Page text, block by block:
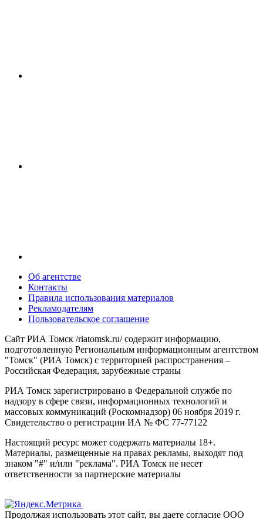
Об агентстве
Контакты
Правила использования материалов
Рекламодателям
Пользовательское соглашение
Сайт РИА Томск /riatomsk.ru/ содержит информацию,
подготовленную Региональным информационным агентством
"Томск" (РИА Томск) с территорией распространения –
Российская Федерация, зарубежные страны
РИА Томск зарегистрировано в Федеральной службе по
надзору в сфере связи, информационных технологий и
массовых коммуникаций (Роскомнадзор) 06 ноября 2019 г.
Свидетельство о регистрации ИА № ФС 77-77122
Настоящий ресурс может содержать материалы 18+.
Материалы, размещенные на правах рекламы, выходят под
знаком "#" и/или "реклама". РИА Томск не несет
ответственности за партнерские материалы
Продолжая использовать этот сайт, вы даете согласие ООО